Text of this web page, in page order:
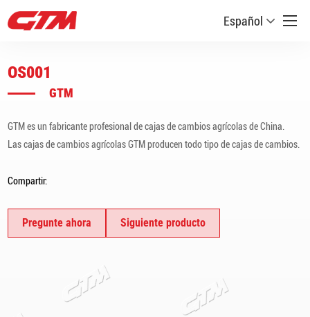
Español
OS001
GTM
GTM es un fabricante profesional de cajas de cambios agrícolas de China.
Las cajas de cambios agrícolas GTM producen todo tipo de cajas de cambios.
Compartir:
Pregunte ahora Siguiente producto